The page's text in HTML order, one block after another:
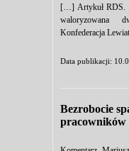
[…] Artykuł RDS.
waloryzowana
Konfederacja
Data publikacji:
Bezrobocie
pracowników